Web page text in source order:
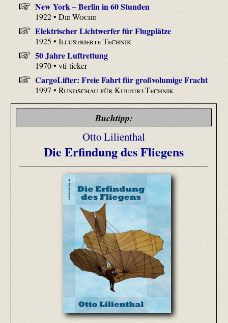
New York – Berlin in 60 Stunden
1922 •Die Woche
Elektrischer Lichtwerfer für Flugplätze
1925 •Illustrierte Technik
50 Jahre Luftrettung
1970 • vti-ticker
CargoLifter: Freie Fahrt für großvolumige Fracht
1997 •Rundschau für Kultur+Technik
Buchtipp:
Otto Lilienthal
Die Erfindung des Fliegens